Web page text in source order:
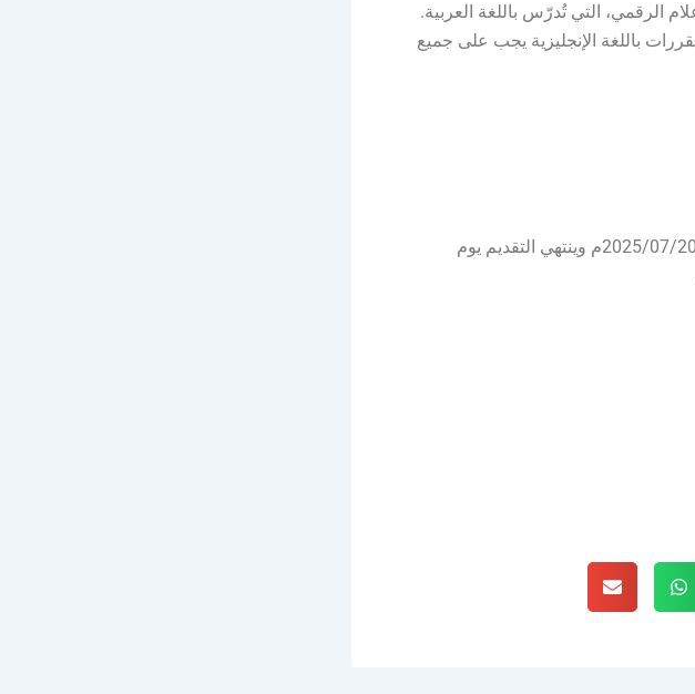
الرقمي، التي تُدرّس باللغة العربية.
باللغة الإنجليزية يجب على جميع
– يبدأ التقديم يوم الأحد بتاريخ 1447/01/25هـ الموافق 2025/07/20م وينتهي التقديم يوم